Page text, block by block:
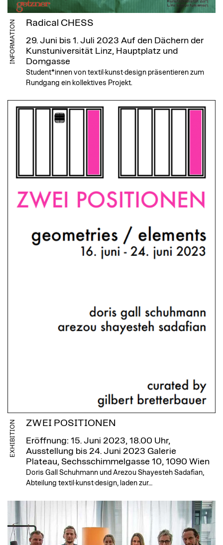
INFORMATION Radical CHESS
29. Juni bis 1. Juli 2023 Auf den Dächern der
Kunstuniversität Linz, Hauptplatz und
Domgasse
Student*innen von textil·kunst·design präsentieren zum
Rundgang ein kollektives Projekt.
EXHIBITION ZWEI POSITIONEN
Eröffnung: 15. Juni 2023, 18.00 Uhr,
Ausstellung bis 24. Juni 2023 Galerie
Plateau, Sechsschimmelgasse 10, 1090 Wien
Doris Gall Schuhmann und Arezou Shayesteh Sadafian,
Abteilung textil·kunst·design, laden zur…